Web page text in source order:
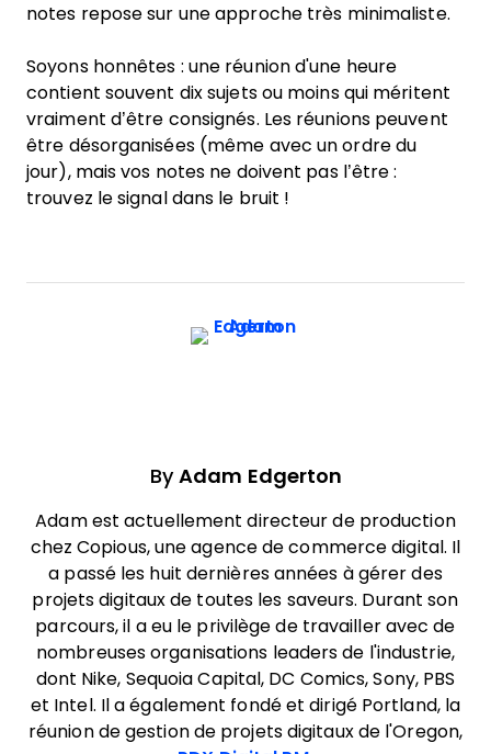
notes repose sur une approche très minimaliste.
Soyons honnêtes : une réunion d'une heure
contient souvent dix sujets ou moins qui méritent
vraiment d’être consignés. Les réunions peuvent
être désorganisées (même avec un ordre du
jour), mais vos notes ne doivent pas l’être :
trouvez le signal dans le bruit !
By Adam Edgerton
Adam est actuellement directeur de production
chez Copious, une agence de commerce digital. Il
a passé les huit dernières années à gérer des
projets digitaux de toutes les saveurs. Durant son
parcours, il a eu le privilège de travailler avec de
nombreuses organisations leaders de l'industrie,
dont Nike, Sequoia Capital, DC Comics, Sony, PBS
et Intel. Il a également fondé et dirigé Portland, la
réunion de gestion de projets digitaux de l'Oregon,